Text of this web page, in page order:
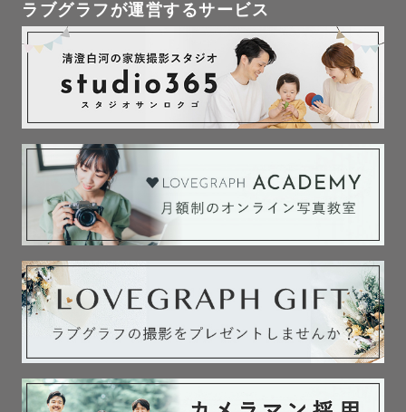
ラブグラフが運営するサービス